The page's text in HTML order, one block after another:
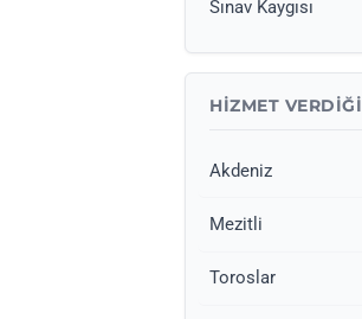
Sınav Kaygısı
HIZMET
Akdeniz
Mezitli
Toroslar